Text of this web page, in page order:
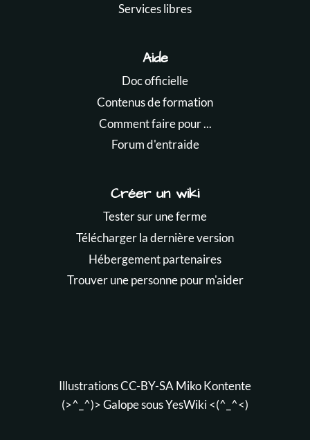
Services libres
Aide
Doc officielle
Contenus de formation
Comment faire pour ...
Forum d'entraide
Créer un wiki
Tester sur une ferme
Télécharger la dernière version
Hébergement partenaires
Trouver une personne pour m'aider
Illustrations CC-BY-SAMiko Kontente
(>^_^)> Galope sousYesWiki<(^_^<)